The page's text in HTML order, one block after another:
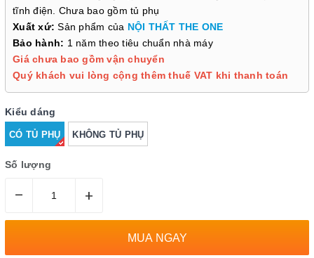
tĩnh điện. Chưa bao gồm tủ phụ
Xuất xứ:Sản phẩm của NỘI THẤT THE ONE
Bảo hành: 1 năm theo tiêu chuẩn nhà máy
Giá chưa bao gồm vận chuyển
Quý khách vui lòng cộng thêm thuế VAT khi thanh toán
Kiểu dáng
CÓ TỦ PHỤ KHÔNG TỦ PHỤ
Số lượng
– +
MUA NGAY